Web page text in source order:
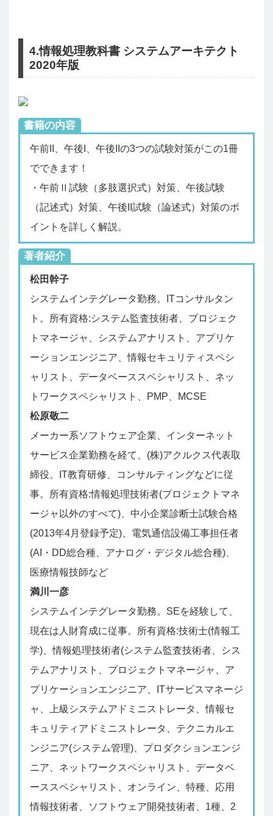
4.情報処理教科書 システムアーキテクト
2020年版
書籍の内容
午前II、午後I、午後IIの3つの試験対策がこの1冊
でできます！
・午前Ⅱ試験（多肢選択式）対策、午後試験
（記述式）対策、午後II試験（論述式）対策のポ
イントを詳しく解説。
著者紹介
松田幹子
システムインテグレータ勤務。ITコンサルタン
ト。所有資格:システム監査技術者、プロジェク
トマネージャ、システムアナリスト、アプリケ
ーションエンジニア、情報セキュリティスペシ
ャリスト、データベーススペシャリスト、ネッ
トワークスペシャリスト、PMP、MCSE
松原敬二
メーカー系ソフトウェア企業、インターネット
サービス企業勤務を経て、(株)アクルクス代表取
締役。IT教育研修、コンサルティングなどに従
事。所有資格:情報処理技術者(プロジェクトマネ
ージャ以外のすべて)、中小企業診断士試験合格
(2013年4月登録予定)、電気通信設備工事担任者
(AI・DD総合種、アナログ・デジタル総合種)、
医療情報技師など
満川一彦
システムインテグレータ勤務。SEを経験して、
現在は人財育成に従事。所有資格:技術士(情報工
学)、情報処理技術者(システム監査技術者、シス
テムアナリスト、プロジェクトマネージャ、ア
プリケーションエンジニア、ITサービスマネージ
ャ、上級システムアドミニストレータ、情報セ
キュリティアドミニストレータ、テクニカルエ
ンジニア(システム管理)、プロダクションエンジ
ニア、ネットワークスペシャリスト、データベ
ーススペシャリスト、オンライン、特種、応用
情報技術者、ソフトウェア開発技術者、1種、2